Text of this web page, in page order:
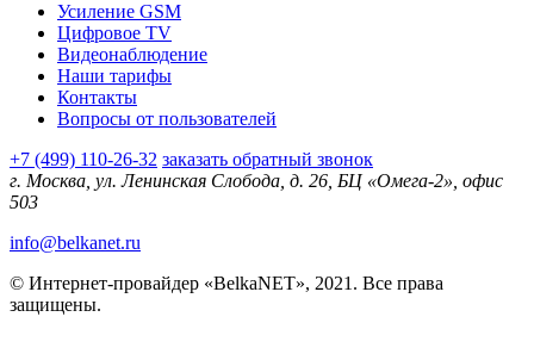
Усиление GSM
Цифровое TV
Видеонаблюдение
Наши тарифы
Контакты
Вопросы от пользователей
+7 (499) 110-26-32 заказать обратный звонок
г. Москва, ул. Ленинская Слобода, д. 26, БЦ «Омега-2», офис
503
info@belkanet.ru
© Интернет-провайдер «BelkaNET», 2021. Все права
защищены.